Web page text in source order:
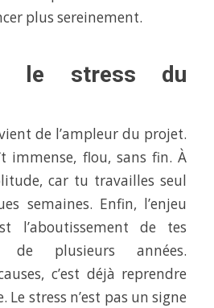
plus sereinement.
le stress du
de l’ampleur du projet.
immense, flou, sans fin. À
car tu travailles seul
semaines. Enfin, l’enjeu
l’aboutissement de tes
de plusieurs années.
c’est déjà reprendre
Le stress n’est pas un signe